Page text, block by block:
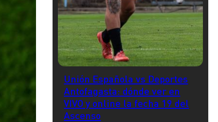
Unión Española vs Deportes
Antofagasta: dónde ver en
VIVO y online la fecha 19 del
Ascenso